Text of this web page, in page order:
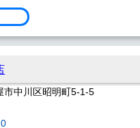
市中川区昭明町5-1-5